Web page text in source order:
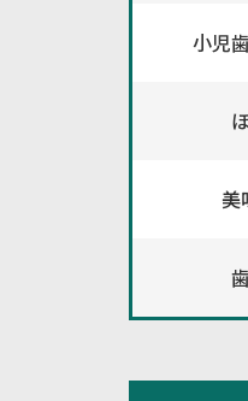
小児
美